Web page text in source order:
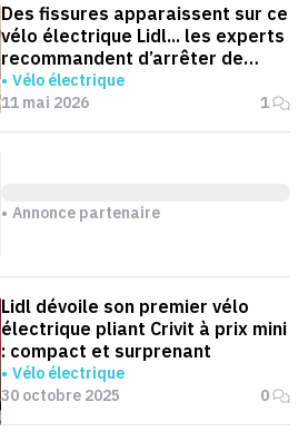
Des fissures apparaissent sur ce
vélo électrique Lidl... les experts
recommandent d’arrêter de
l’utiliser
Vélo électrique
11 mai 2026
1
Annonce partenaire
Lidl dévoile son premier vélo
électrique pliant Crivit à prix mini
: compact et surprenant
Vélo électrique
30 octobre 2025
0